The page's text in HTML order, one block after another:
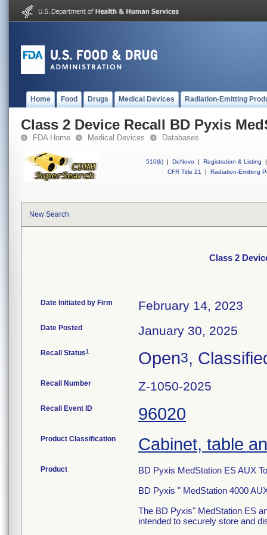
Home Food Drugs Medical Devices Radiation-Emitting
Class 2 Device Recall BD Pyxis
FDA Home Medical Devices Databases
510(k) | DeNovo | Registration & Listing
|
CFR Title 21
| Radiation-Emitting
New Search
Class 2
Date Initiated by Firm February 14, 2023
Date Posted January 30, 2025
Recall Status1 Open3,
Recall Number Z-1050-2025
Recall Event ID 96020
Product Classification Cabinet, table
Product
BD Pyxis MedStation ES AUX
BD Pyxis " MedStation 4000
The BD Pyxis" MedStation ES
intended to securely store and